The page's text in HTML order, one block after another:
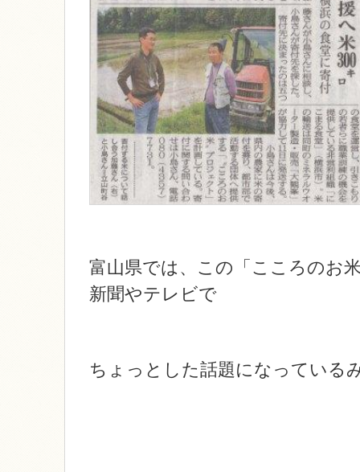
富山県では、この「こころのお
新聞やテレビで
ちょっとした話題になっている